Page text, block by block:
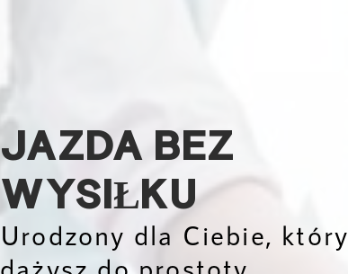
JAZDA BEZ
WYSIŁKU
Urodzony dla Ciebie, który